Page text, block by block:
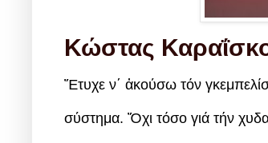
Κώστας
Ἔτυχε ν΄ ἀκούσω τόν
σύστημα. Ὄχι τόσο γιά τήν